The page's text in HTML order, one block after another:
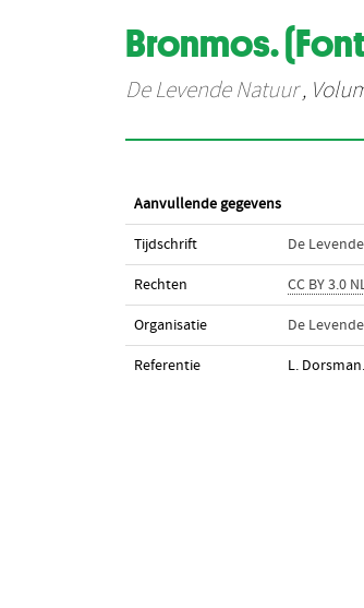
Bronmos.
De Levende Natuur,
Aanvullende gegevens
Tijdschrift De
Rechten CC BY 3.0
Organisatie De
Referentie L.